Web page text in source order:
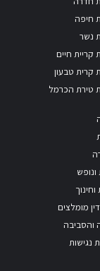
חיפה
נשר
קריית חיים
קרית טבעון
טירת הכרמל
ונופש
מומלצים
והסביבה
נגישות